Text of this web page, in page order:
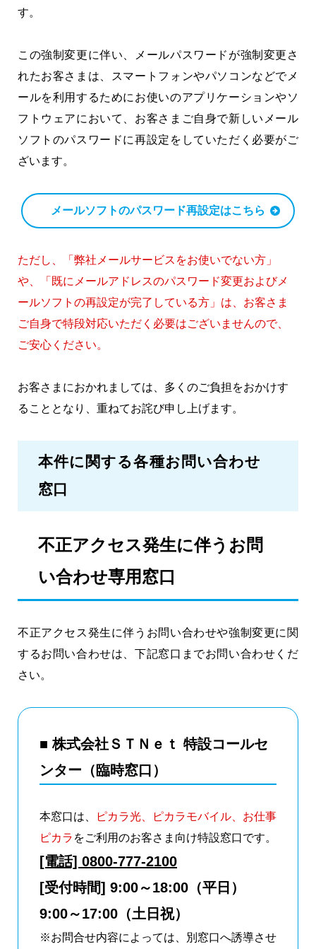
す。
この強制変更に伴い、メールパスワードが強制変更さ
れたお客さまは、スマートフォンやパソコンなどでメ
ールを利用するためにお使いのアプリケーションやソ
フトウェアにおいて、お客さまご自身で新しいメール
ソフトのパスワードに再設定をしていただく必要がご
ざいます。
メールソフトのパスワード再設定はこちら
ただし、「弊社メールサービスをお使いでない方」
や、「既にメールアドレスのパスワード変更およびメ
ールソフトの再設定が完了している方」は、お客さま
ご自身で特段対応いただく必要はございませんので、
ご安心ください。
お客さまにおかれましては、多くのご負担をおかけす
ることとなり、重ねてお詫び申し上げます。
本件に関する各種お問い合わせ
窓口
不正アクセス発生に伴うお問
い合わせ専用窓口
不正アクセス発生に伴うお問い合わせや強制変更に関
するお問い合わせは、下記窓口までお問い合わせくだ
さい。
■ 株式会社ＳＴＮｅｔ 特設コールセ
ンター（臨時窓口）
本窓口は、
ピカラ光、ピカラモバイル、お仕事
ピカラ をご利用のお客さま向け特設窓口です。
[電話] 0800-777-2100
[受付時間] 9:00～18:00（平日）
9:00～17:00（土日祝）
※お問合せ内容によっては、別窓口へ誘導させ